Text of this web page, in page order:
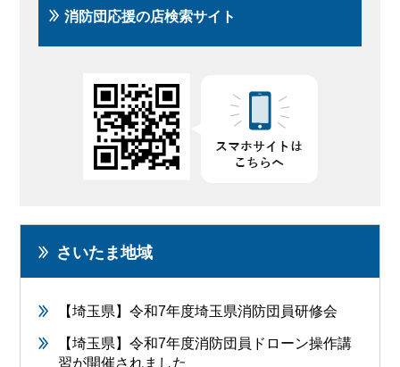
消防団応援の店検索サイト
さいたま地域
【埼玉県】令和7年度埼玉県消防団員研修会
【埼玉県】令和7年度消防団員ドローン操作講
習が開催されました